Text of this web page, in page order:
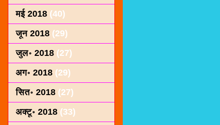
मई 2018 (40)
जून 2018 (29)
जुल॰ 2018 (27)
अग॰ 2018 (29)
सित॰ 2018 (27)
अक्टू॰ 2018 (33)